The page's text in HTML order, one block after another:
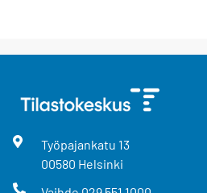
Työpajankatu 13
00580 Helsinki